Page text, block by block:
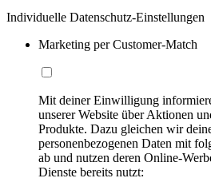
Individuelle Datenschutz-Einstellungen
Marketing per Customer-Match
Mit deiner Einwilligung
unserer Website über Aktionen
Produkte. Dazu gleichen wir
personenbezogenen Daten mit
ab und nutzen deren Online-
Dienste bereits nutzt: